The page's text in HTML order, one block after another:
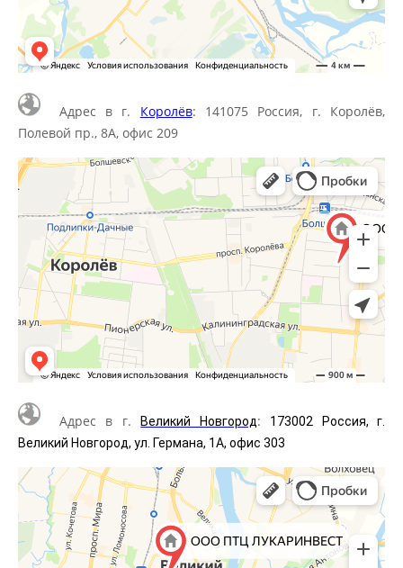
Адрес в г. Королёв: 141075 Россия, г. Королёв,
Полевой пр., 8А, офис 209
Адрес в г.Великий Новгород:
173002 Россия, г.
Великий Новгород, ул. Германа, 1А, офис 303